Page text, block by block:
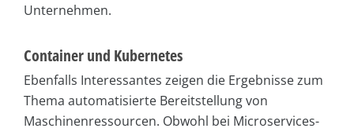
Unternehmen.
Container und Kubernetes
Ebenfalls Interessantes zeigen die Ergebnisse zum
Thema automatisierte Bereitstellung von
Maschinenressourcen. Obwohl bei Microservices-